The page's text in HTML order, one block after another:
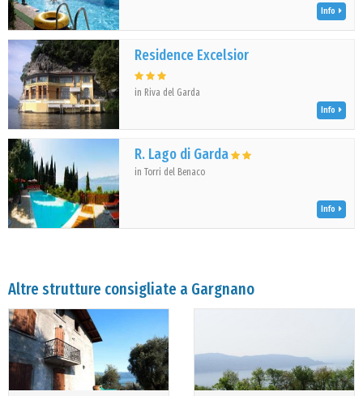
Info
Residence Excelsior
in Riva del Garda
Info
R. Lago di Garda
in Torri del Benaco
Info
Altre strutture consigliate a Gargnano